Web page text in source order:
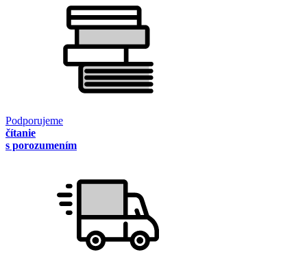
Podporujeme
čítanie
s porozumením